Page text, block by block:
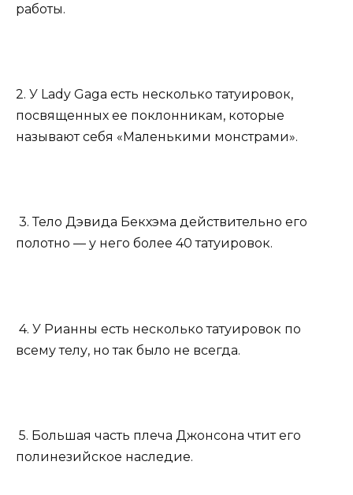
работы.
2. У Lady Gaga есть несколько татуировок,
посвященных ее поклонникам, которые
называют себя «Маленькими монстрами».
3. Тело Дэвида Бекхэма действительно его
полотно — у него более 40 татуировок.
4. У Рианны есть несколько татуировок по
всему телу, но так было не всегда.
5. Большая часть плеча Джонсона чтит его
полинезийское наследие.